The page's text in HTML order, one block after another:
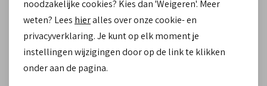
noodzakelijke cookies? Kies dan 'Weigeren'. Meer
weten? Lees hieralles over onze cookie- en
privacyverklaring. Je kunt op elk moment je
instellingen wijzigingen door op de link te klikken
onder aan de pagina.